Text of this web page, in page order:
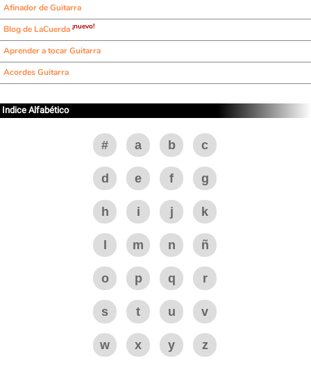
Afinador de Guitarra
Blog de LaCuerda ¡nuevo!
Aprender a tocar Guitarra
Acordes Guitarra
Indice Alfabético
# a b c
d e f g
h i j k
m n ñ
o p q r
s t u v
w x y z